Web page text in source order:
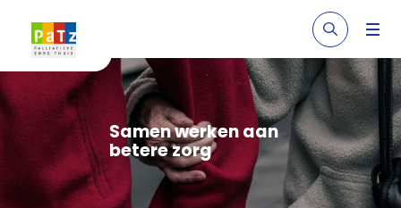
Samen werken aan
betere zorg